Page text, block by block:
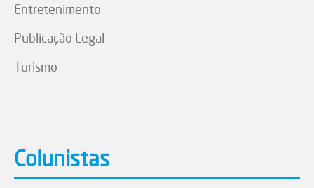
Entretenimento
Publicação Legal
Turismo
Colunistas